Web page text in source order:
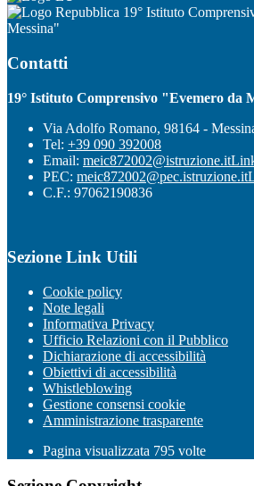
19° Istituto
Messina"
Contatti
19° Istituto Comprensivo "Evemero da
Via Adolfo Romano, 98164 -
Tel: +39 090 392008
Email: meic872002@istruzione.it
PEC: meic872002@pec.istruzione.it
C.F.: 97062190836
Sezione Link Utili
Cookie policy
Note legali
Informativa Privacy
Ufficio Relazioni con il Pubblico
Dichiarazione di accessibilità
Obiettivi di accessibilità
Whistleblowing
Gestione consensi cookie
Amministrazione trasparente
Pagina visualizzata 795 volte